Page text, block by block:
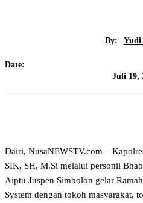
By: Yudi
Date:
Juli 19,
Dairi, NusaNEWSTV.com –
SIK, SH, M.Si melalui personil
Aiptu Juspen Simbolon gelar
System dengan tokoh masyarakat,